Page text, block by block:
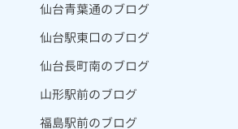
仙台青葉通のブログ
仙台駅東口のブログ
仙台長町南のブログ
山形駅前のブログ
福島駅前のブログ